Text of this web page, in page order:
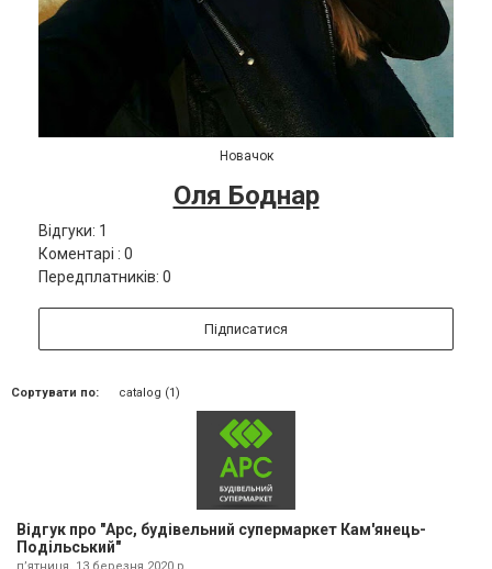
Новачок
Оля Боднар
Відгуки: 1
Коментарі : 0
Передплатників: 0
Підписатися
Сортувати по: catalog (1)
Відгук про "Арс, будівельний супермаркет Кам'янець-
Подільський"